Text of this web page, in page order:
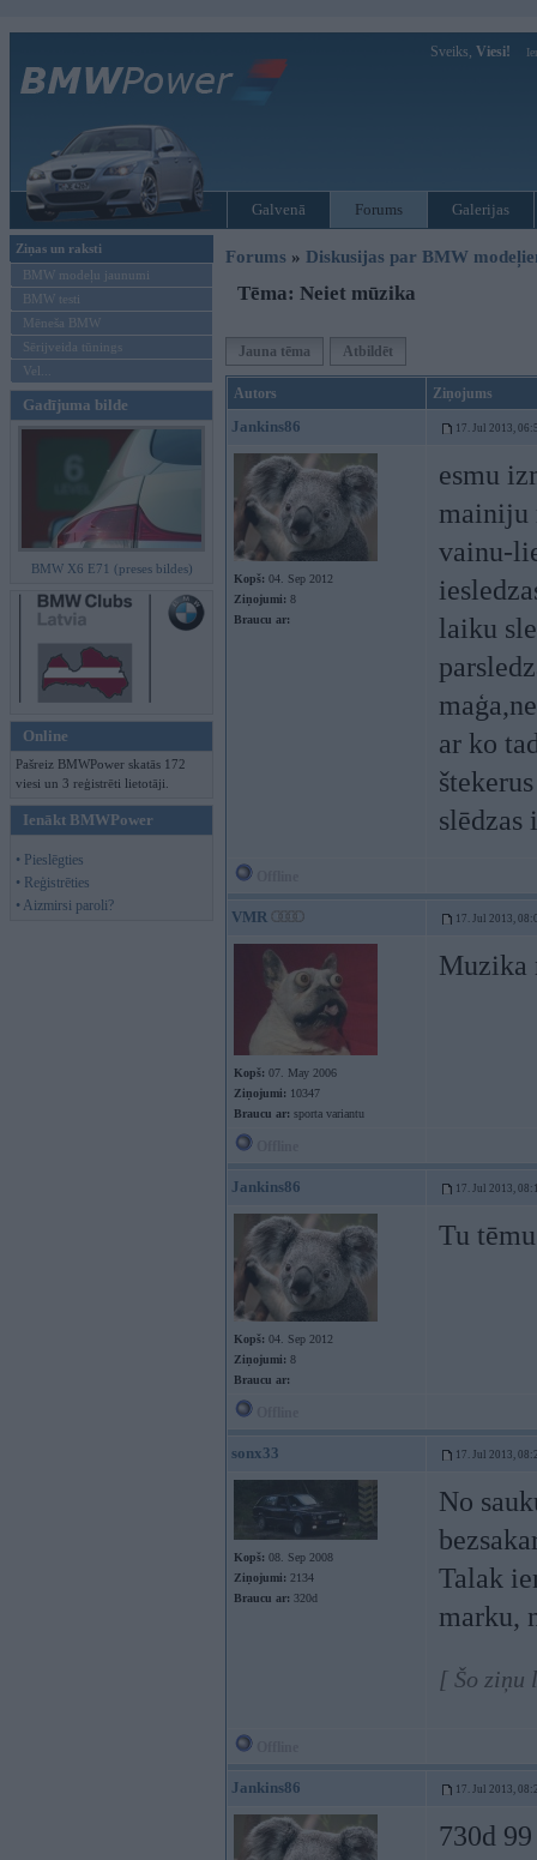
Sveiks, Viesi!
Galvenā Forums Galerijas
Ziņas un raksti
BMW modeļu jaunumi
BMW testi
Mēneša BMW
Sērijveida tūnings
Vel...
Gadījuma bilde
BMW X6 E71 (preses bildes)
Online
Pašreiz BMWPower skatās 172
viesi un 3 reģistrēti lietotāji.
Ienākt BMWPower
• Pieslēgties
• Reģistrēties
• Aizmirsi paroli?
Forums » Diskusijas par BMW
Tēma: Neiet mūzika
Jauna tēma Atbildēt
Autors Ziņojums
Jankins86 17. Jul 2013,
Kopš: 04. Sep 2012
Ziņojumi: 8
Braucu ar:
esmu
mainiju
vainu-
laiku
ar ko
slēdzas
VMR 17. Jul 2013,
Kopš: 07. May 2006
Ziņojumi: 10347
Braucu ar: sporta variantu
Muzika
Jankins86 17. Jul 2013,
Kopš: 04. Sep 2012
Ziņojumi: 8
Braucu ar:
Tu
sonx33 17. Jul 2013,
Kopš: 08. Sep 2008
Ziņojumi: 2134
Braucu ar: 320d
No
Talak
marku,
[ Šo ziņu
Jankins86 17. Jul 2013,
730d